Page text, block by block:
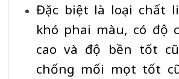
Đặc biệt là loại chất
khó phai màu, có độ
cao và độ bền tốt
chống mối mọt tốt